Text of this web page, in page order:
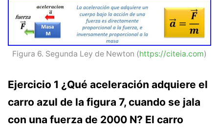
Figura 6. Segunda Ley de Newton (https://citeia.com)
Ejercicio 1 ¿Qué aceleración adquiere el
carro azul de la figura 7, cuando se jala
con una fuerza de 2000 N? El carro